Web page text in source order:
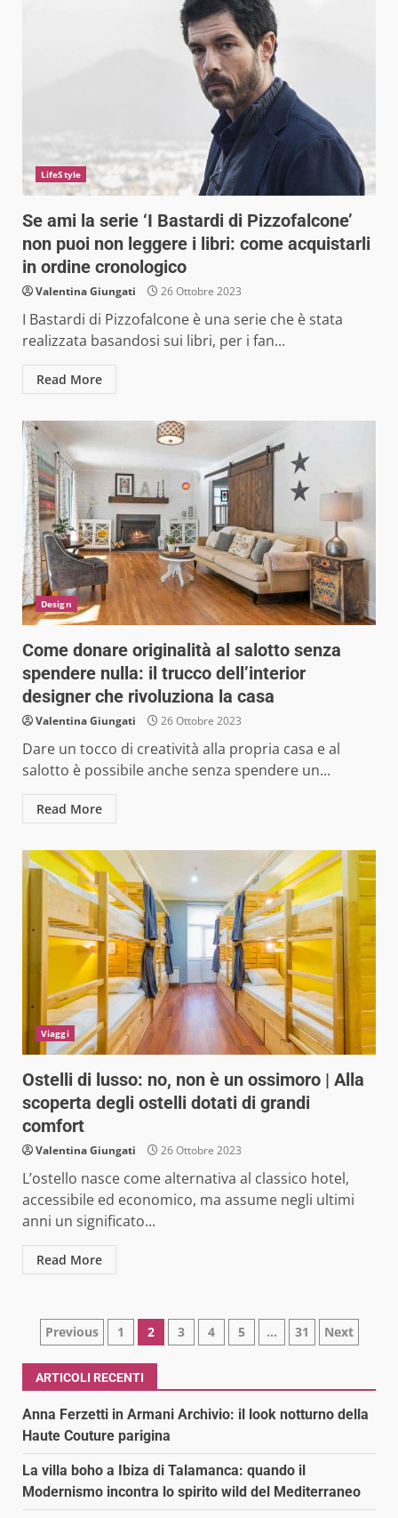
LifeStyle
Se ami la serie ‘I Bastardi di Pizzofalcone’
non puoi non leggere i libri: come acquistarli
in ordine cronologico
Valentina Giungati 26 Ottobre 2023
I Bastardi di Pizzofalcone è una serie che è stata
realizzata basandosi sui libri, per i fan...
Read More
Design
Come donare originalità al salotto senza
spendere nulla: il trucco dell’interior
designer che rivoluziona la casa
Valentina Giungati 26 Ottobre 2023
Dare un tocco di creatività alla propria casa e al
salotto è possibile anche senza spendere un...
Read More
Viaggi
Ostelli di lusso: no, non è un ossimoro | Alla
scoperta degli ostelli dotati di grandi
comfort
Valentina Giungati 26 Ottobre 2023
L’ostello nasce come alternativa al classico hotel,
accessibile ed economico, ma assume negli ultimi
anni un significato...
Read More
Paginazione
degli
articoli
Previous 1 2 3 4 5 … 31 Next
ARTICOLI RECENTI
Anna Ferzetti in Armani Archivio: il look notturno della
Haute Couture parigina
La villa boho a Ibiza di Talamanca: quando il
Modernismo incontra lo spirito wild del Mediterraneo